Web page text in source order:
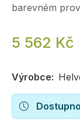
barevném
5 562 Kč
Výrobce: